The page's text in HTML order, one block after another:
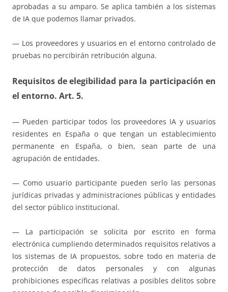
aprobadas a su amparo. Se aplica también a los sistemas
de IA que podemos llamar privados.
— Los proveedores y usuarios en el entorno controlado de
pruebas no percibirán retribución alguna.
Requisitos de elegibilidad para la participación en
el entorno. Art. 5.
— Pueden participar todos los proveedores IA y usuarios
residentes en España o que tengan un establecimiento
permanente en España, o bien, sean parte de una
agrupación de entidades.
— Como usuario participante pueden serlo las personas
jurídicas privadas y administraciones públicas y entidades
del sector público institucional.
— La participación se solicita por escrito en forma
electrónica cumpliendo determinados requisitos relativos a
los sistemas de IA propuestos, sobre todo en materia de
protección de datos personales y con algunas
prohibiciones específicas relativas a posibles delitos sobre